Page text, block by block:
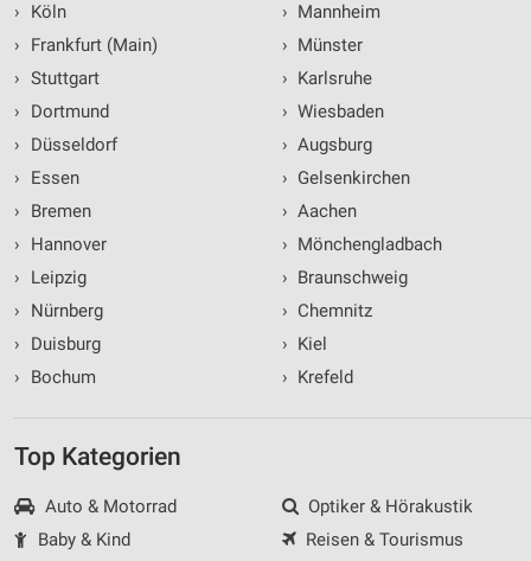
›
Köln
›
Frankfurt (Main)
› Stuttgart
›
Dortmund
›
Düsseldorf
›
Essen
›
Bremen
›
Hannover
›
Leipzig
›
Nürnberg
›
Duisburg
›
Bochum
› Mannheim
› Münster
› Karlsruhe
› Wiesbaden
› Augsburg
› Gelsenkirchen
› Aachen
› Mönchengladbach
› Braunschweig
› Chemnitz
› Kiel
› Krefeld
Top Kategorien
Auto & Motorrad
Baby & Kind
Optiker & Hörakustik
Reisen & Tourismus